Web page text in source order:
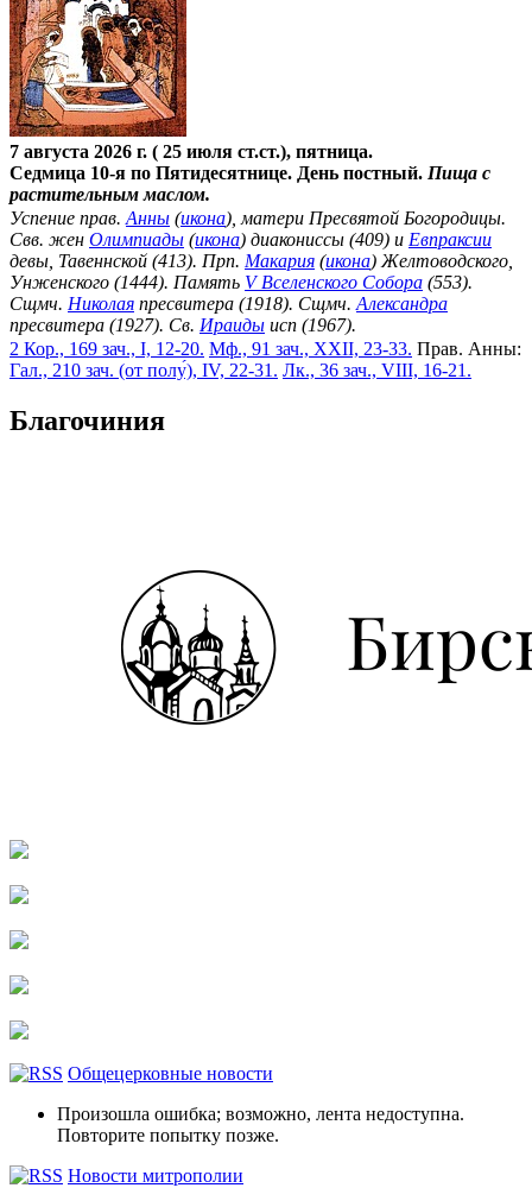
7 августа 2026 г. ( 25 июля ст.ст.), пятница.
Седмица 10-я по Пятидесятнице. День постный. Пища с
растительным маслом.
Успение прав. Анны (икона), матери Пресвятой Богородицы.
Свв. жен Олимпиады (икона) диакониссы (409) и Евпраксии
девы, Тавеннской (413). Прп. Макария (икона) Желтоводского,
Унженского (1444). Память V Вселенского Собора (553).
Сщмч. Николая пресвитера (1918). Сщмч. Александра
пресвитера (1927). Св. Ираиды исп (1967).
2 Кор., 169 зач., I, 12-20. Мф., 91 зач., XXII, 23-33. Прав. Анны:
Гал., 210 зач. (от полу́), IV, 22-31. Лк., 36 зач., VIII, 16-21.
Благочиния
Общецерковные новости
Произошла ошибка; возможно, лента недоступна.
Повторите попытку позже.
Новости митрополии